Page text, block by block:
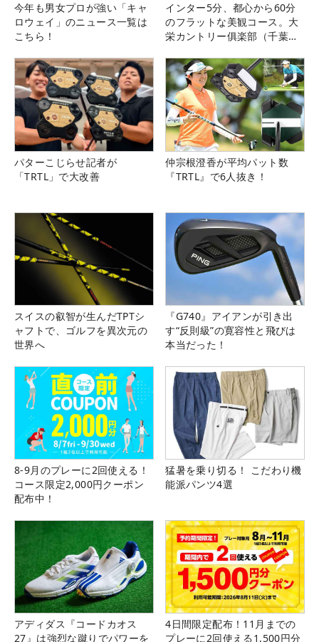
今年も男女プロが強い「キャ
ロウェイ」のニュース一覧は
こちら！
インター5分、都心から60分
のフラットな美観コース。大
栄カントリー俱楽部（千葉
パターこじらせ記者が
「TRTL」で大改善
仲宗根澄香が平均パット数
『TRTL』で6人抜き！
スイスの叡智が生んだTPTシ
ャフトで、ゴルフを異次元の
世界へ
『G740』アイアンが引き出
す“反則級”の寛容性と飛びは
本当だった！
8-9月のプレーに2回使える！
コース限定2,000円クーポン
配布中！
猛暑を乗り切る！ こだわり機
能派パンツ4選
アディダス『コードカオス
27』は強烈な蹴りでパワーを
4日間限定配布！11月までの
プレーに2回使える1,500円分